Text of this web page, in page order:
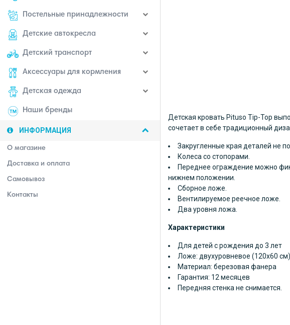
Детская кровать Pituso Tip-Top
сочетает в себе традиционный
Закругленные края деталей не
Колеса со стопорами.
Переднее ограждение можно
нижнем положении.
Сборное ложе.
Вентилируемое реечное ложе.
Два уровня ложа.
Характеристики
Для детей с рождения до 3 лет
Ложе: двухуровневое (120х60 см)
Материал: березовая фанера
Гарантия: 12 месяцев
Передняя стенка не снимается.
Постельные принадлежности
Детские автокресла
Детский транспорт
Аксессуары для кормления
Детская одежда
Наши бренды
ИНФОРМАЦИЯ
О магазине
Доставка и оплата
Самовывоз
Контакты